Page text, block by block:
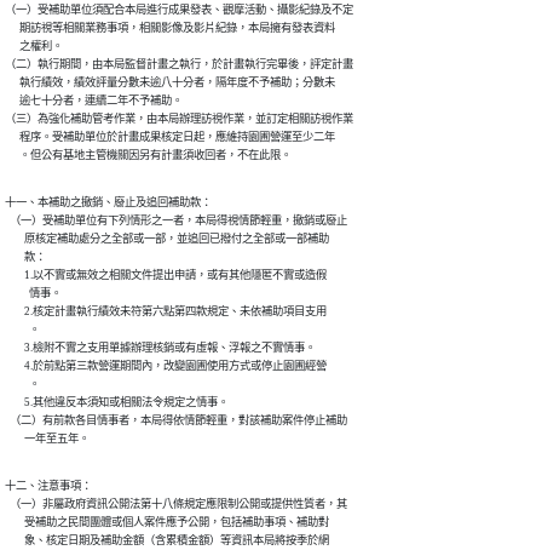
（一）受補助單位須配合本局進行成果發表、觀摩活動、攝影紀錄及不定
      期訪視等相關業務事項，相關影像及影片紀錄，本局擁有發表資料
      之權利。
（二）執行期間，由本局監督計畫之執行，於計畫執行完畢後，評定計畫
      執行績效，績效評量分數未逾八十分者，隔年度不予補助；分數未
      逾七十分者，連續二年不予補助。
（三）為強化補助管考作業，由本局辦理訪視作業，並訂定相關訪視作業
      程序。受補助單位於計畫成果核定日起，應維持園圃營運至少二年
      。但公有基地主管機關因另有計畫須收回者，不在此限。
十一、本補助之撤銷、廢止及追回補助款：
  （一）受補助單位有下列情形之一者，本局得視情節輕重，撤銷或廢止
        原核定補助處分之全部或一部，並追回已撥付之全部或一部補助
        款：
        1.以不實或無效之相關文件提出申請，或有其他隱匿不實或造假
          情事。
        2.核定計畫執行績效未符第六點第四款規定、未依補助項目支用
          。
        3.檢附不實之支用單據辦理核銷或有虛報、浮報之不實情事。
        4.於前點第三款營運期間內，改變園圃使用方式或停止園圃經營
          。
        5.其他違反本須知或相關法令規定之情事。
  （二）有前款各目情事者，本局得依情節輕重，對該補助案件停止補助
        一年至五年。
十二、注意事項：
  （一）非屬政府資訊公開法第十八條規定應限制公開或提供性質者，其
        受補助之民間團體或個人案件應予公開，包括補助事項、補助對
        象、核定日期及補助金額（含累積金額）等資訊本局將按季於網